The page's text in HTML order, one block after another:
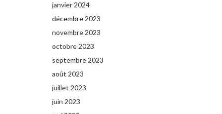
janvier 2024
décembre 2023
novembre 2023
octobre 2023
septembre 2023
août 2023
juillet 2023
juin 2023